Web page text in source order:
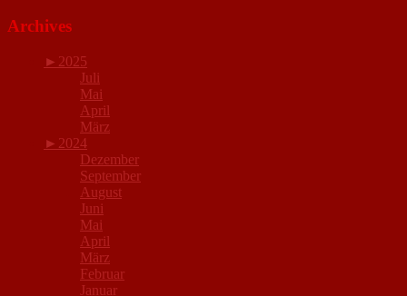
Archives
► 2025
Juli
Mai
April
März
► 2024
Dezember
September
August
Juni
Mai
April
März
Februar
Januar